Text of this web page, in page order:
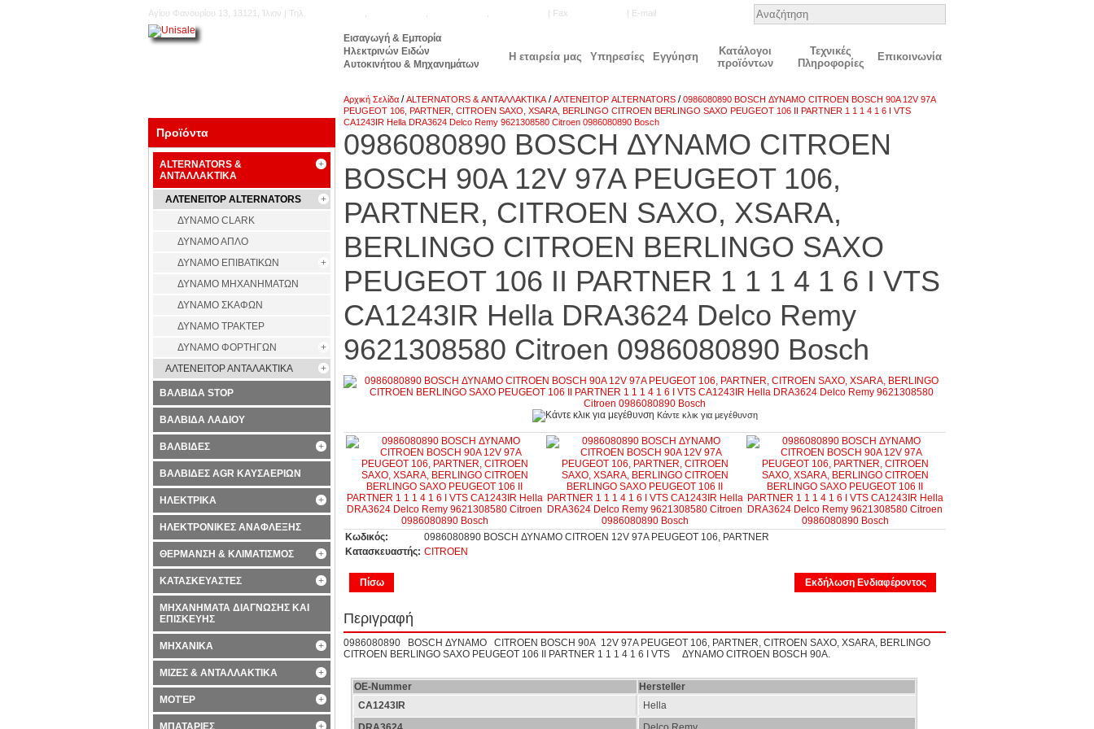
Εισαγωγή & Εμπορία
Ηλεκτρινών Ειδών
Αυτοκινήτου & Μηχανημάτων
Αγίου Φανουρίου 13, 13121, Ίλιον | Τηλ. | Fax | E-mail
Η εταιρεία μας Υπηρεσίες Εγγύηση
Κατάλογοι
προϊόντων
Τεχνικές
Πληροφορίες
Επικοινωνία
Αρχική Σελίδα /ALTERNATORS & ΑΝΤΑΛΛΑΚΤΙΚΑ/ΑΛΤΕΝΕΙΤΟΡ ALTERNATORS /0986080890 BOSCH ΔΥΝΑΜΟ CITROEN BOSCH 90A 12V 97A
PEUGEOT 106, PARTNER, CITROEN SAXO, XSARA, BERLINGO CITROEN BERLINGO SAXO PEUGEOT 106 II PARTNER 1 1 1 4 1 6 I VTS
CA1243IR Hella DRA3624 Delco Remy 9621308580 Citroen 0986080890 Bosch
0986080890 BOSCH ΔΥΝΑΜΟ CITROEN
BOSCH 90A 12V 97A PEUGEOT 106,
PARTNER, CITROEN SAXO, XSARA,
BERLINGO CITROEN BERLINGO SAXO
PEUGEOT 106 II PARTNER 1 1 1 4 1 6 I VTS
CA1243IR Hella DRA3624 Delco Remy
9621308580 Citroen 0986080890 Bosch
Κάντε κλικ για μεγέθυνση
Κωδικός:
0986080890 BOSCH ΔΥΝΑΜΟ CITROEN 12V 97A PEUGEOT 106, PARTNER
Κατασκευαστής: CITROEN
Πίσω Εκδήλωση Ενδιαφέροντος
Περιγραφή
0986080890 BOSCH ΔΥΝΑΜΟ CITROEN BOSCH 90A 12V 97A PEUGEOT 106, PARTNER, CITROEN SAXO, XSARA, BERLINGO
CITROEN BERLINGO SAXO PEUGEOT 106 II PARTNER 1 1 1 4 1 6 I VTS ΔΥΝΑΜΟ CITROEN BOSCH 90A.
OE-Nummer
Hersteller
CA1243IR
Hella
Προϊόντα
ALTERNATORS &
ΑΝΤΑΛΛΑΚΤΙΚΑ
ΑΛΤΕΝΕΙΤΟΡ ALTERNATORS
ΔΥΝΑΜΟ CLARK
ΔΥΝΑΜΟ ΑΠΛΟ
ΔΥΝΑΜΟ ΕΠΙΒΑΤΙΚΩΝ
ΔΥΝΑΜΟ ΜΗΧΑΝΗΜΑΤΩΝ
ΔΥΝΑΜΟ ΣΚΑΦΩΝ
ΔΥΝΑΜΟ ΤΡΑΚΤΕΡ
ΔΥΝΑΜΟ ΦΟΡΤΗΓΩΝ
ΑΛΤΕΝΕΙΤΟΡ ΑΝΤΑΛΑΚΤΙΚΑ
ΒΑΛΒΙΔΑ STOP
ΒΑΛΒΙΔΑ ΛΑΔΙΟΥ
ΒΑΛΒΙΔΕΣ
ΒΑΛΒΙΔΕΣ AGR ΚΑΥΣΑΕΡΙΩΝ
ΗΛΕΚΤΡΙΚΑ
ΗΛΕΚΤΡΟΝΙΚΕΣ ΑΝΑΦΛΕΞΗΣ
ΘΕΡΜΑΝΣΗ & ΚΛΙΜΑΤΙΣΜΟΣ
ΚΑΤΑΣΚΕΥΑΣΤΕΣ
ΜΗΧΑΝΗΜΑΤΑ ΔΙΑΓΝΩΣΗΣ ΚΑΙ
ΕΠΙΣΚΕΥΗΣ
ΜΗΧΑΝΙΚΑ
ΜΙΖΕΣ & ΑΝΤΑΛΛΑΚΤΙΚΑ
ΜΟΤΈΡ
ΜΠΑΤΑΡΙΕΣ